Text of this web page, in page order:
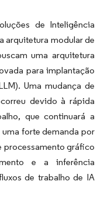
de Inteligência
arquitetura modular de
uma arquitetura
para implantação
Uma mudança de
devido à rápida
que continuará a
forte demanda por
processamento gráfico
e a inferência
de trabalho de IA